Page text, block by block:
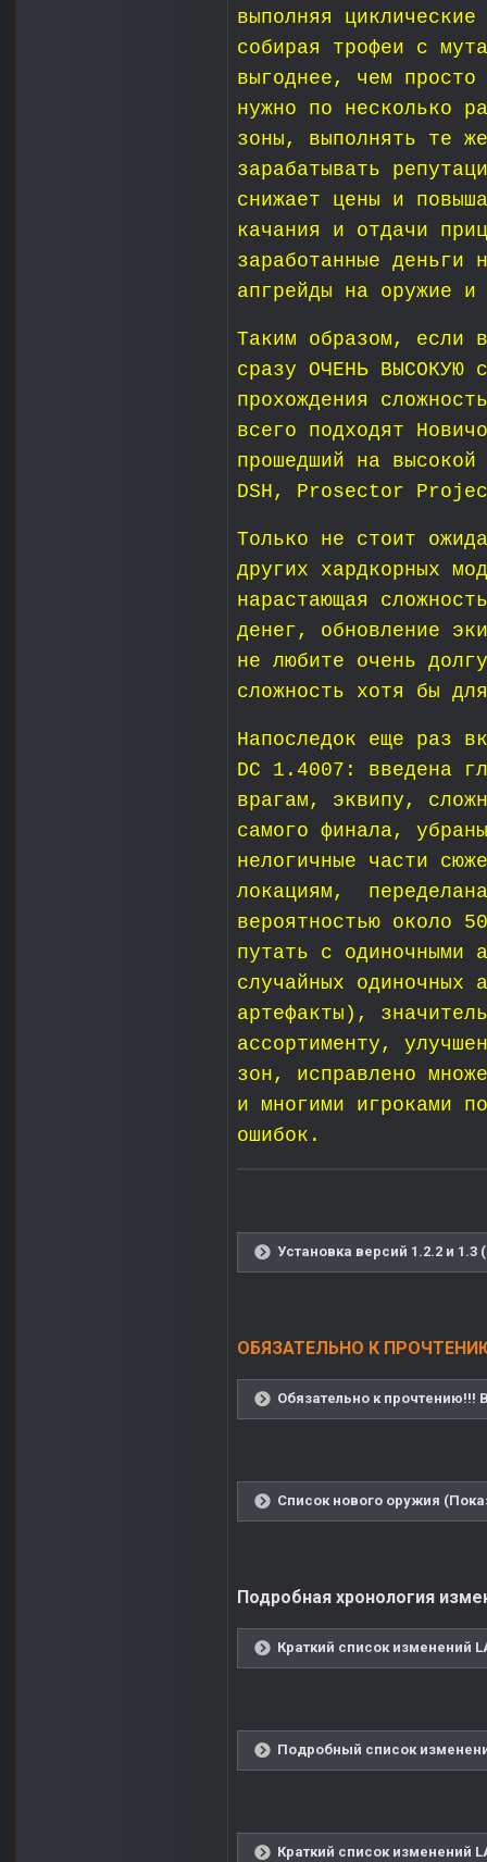
выполняя
собирая трофеи с
выгоднее, чем
нужно по несколько
зоны, выполнять те
зарабатывать
снижает цены и
качания и отдачи
заработанные деньги
апгрейды на оружие
Таким образом, если
сразу ОЧЕНЬ ВЫСОКУЮ
прохождения
всего подходят
прошедший на
DSH, Prosector
Только не стоит
других хардкорных
нарастающая
денег, обновление
не любите очень
сложность хотя бы
Напоследок еще раз
DC 1.4007: введена
врагам, эквипу,
самого финала,
нелогичные части
локациям,
вероятностью около
путать с одиночными
случайных одиночных
артефакты),
ассортименту,
зон, исправлено
и многими игроками
ошибок.
Установка версий 1.2.2 и 1.3
ОБЯЗАТЕЛЬНО К
Обязательно к
Список нового оружия
Подробная хронология
Краткий список изменений
Подробный список
Краткий список изменений